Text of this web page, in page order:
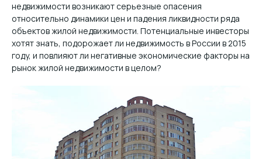
недвижимости возникают серьезные опасения
относительно динамики цен и падения ликвидности ряда
объектов жилой недвижимости. Потенциальные инвесторы
хотят знать, подорожает ли недвижимость в России в 2015
году, и повлияют ли негативные экономические факторы на
рынок жилой недвижимости в целом?